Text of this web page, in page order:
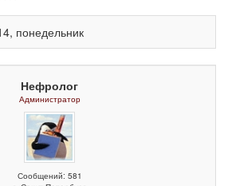
понедельник
Нефролог
Администратор
Сообщений: 581